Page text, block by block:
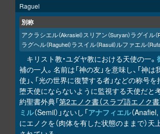
Raguel
別称
アクラシエル（Akrasiel）スリアン（Suryan）ラグイル
ラグヘル（Raguhel）ラスイル（Rasuil）ルファエル（
キリスト教・ユダヤ教における天使の一。
補の一人。名前は「神の友」を意味し、「神は
使」、「光の世界に復讐する者」などの称号
堕天使にならないように監視する天使だと
約聖書外典「第2エノク書（スラブ語エノク書
ミル（Semil）」ないし「アナフィエル（
にエノクを（肉体を有した状態のままで）天